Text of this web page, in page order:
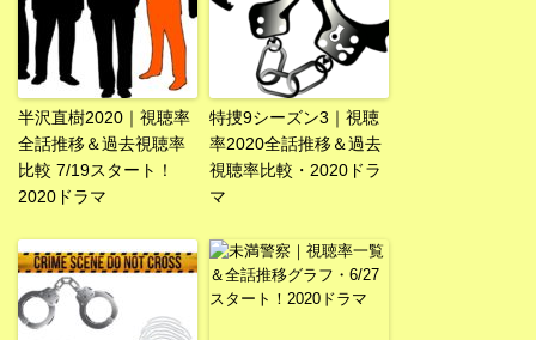
半沢直樹2020｜視聴率
全話推移＆過去視聴率
比較 7/19スタート！
2020ドラマ
特捜9シーズン3｜視聴
率2020全話推移＆過去
視聴率比較・2020ドラ
マ